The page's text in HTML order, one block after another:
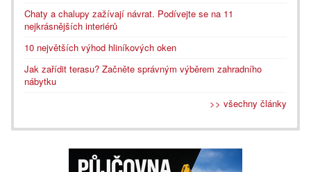
Chaty a chalupy zažívají návrat. Podívejte se na 11
nejkrásnějších interiérů
10 největších výhod hliníkových oken
Jak zařídit terasu? Začněte správným výběrem zahradního
nábytku
>> všechny články